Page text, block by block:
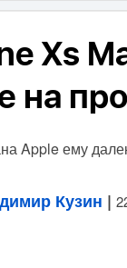
Xs
на
Apple ему
Кузин |